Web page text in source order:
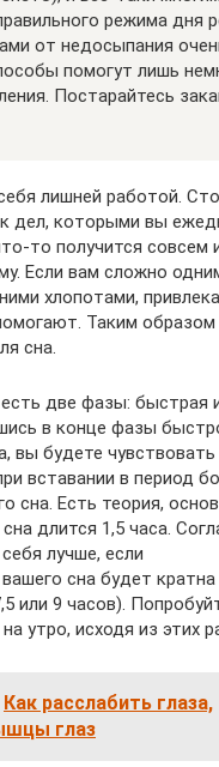
режима дня
от недосыпания
помогут лишь
Постарайтесь
лишней работой.
дел, которыми вы
то получится совсем
Если вам сложно
хлопотами,
Таким
сна.
две фазы: быстрая
в конце фазы
вы будете чувствовать
вставании в период
сна. Есть теория,
длится 1,5 часа.
лучше, если
сна будет
или 9 часов).
утро, исходя из этих
Как расслабить глаза,
глаз